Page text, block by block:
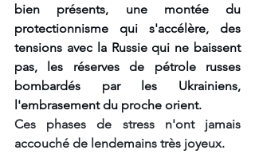
bien présents, une montée du
protectionnisme qui s'accélère, des
tensions avec la Russie qui ne baissent
pas, les réserves de pétrole russes
bombardés par les Ukrainiens,
l'embrasement du proche orient.
Ces phases de stress n'ont jamais
accouché de lendemains très joyeux.